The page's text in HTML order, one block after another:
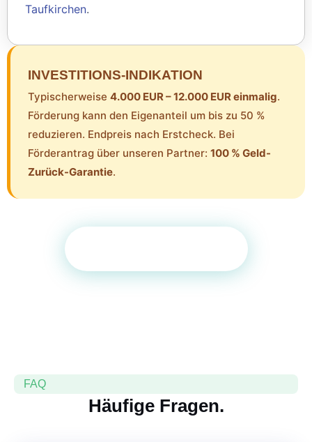
Taufkirchen.
INVESTITIONS-INDIKATION
Typischerweise 4.000 EUR – 12.000 EUR einmalig.
Förderung kann den Eigenanteil um bis zu 50 %
reduzieren. Endpreis nach Erstcheck. Bei
Förderantrag über unseren Partner: 100 % Geld-
Zurück-Garantie.
FAQ
Häufige Fragen.